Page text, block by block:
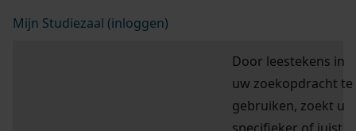
Mijn Studiezaal (inloggen)
Door leestekens in
uw zoekopdracht te
gebruiken, zoekt u